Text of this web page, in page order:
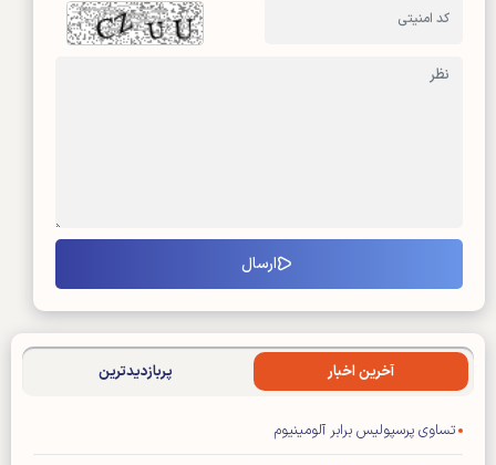
آخرین اخبار پربازدیدترین
تساوی پرسپولیس برابر آلومینیوم